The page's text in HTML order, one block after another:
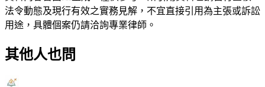
法令動態及現行有效之實務見解，不宜直接引用為主張或訴訟
用途，具體個案仍請洽詢專業律師。
其他人也問